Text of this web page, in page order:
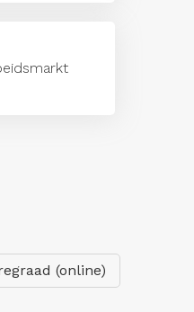
(online)